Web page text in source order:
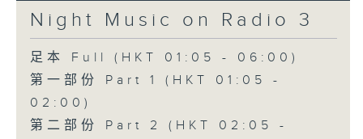
Night Music on Radio 3
足本 Full (HKT 01:05 - 06:00)
第一部份 Part 1 (HKT 01:05 -
02:00)
第二部份 Part 2 (HKT 02:05 -